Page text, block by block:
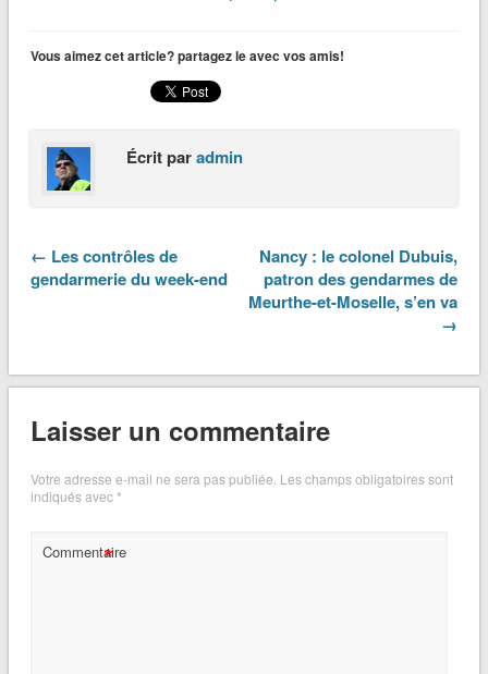
Vous aimez cet article? partagez le avec vos amis!
Écrit paradmin
← Les contrôles de
gendarmerie du week-end
Nancy : le colonel Dubuis,
patron des gendarmes de
Meurthe-et-Moselle, s’en va
→
Laisser un commentaire
Votre adresse e-mail ne sera pas publiée. Les champs obligatoires sont
indiqués avec*
Commentaire
*